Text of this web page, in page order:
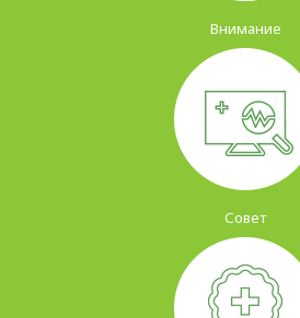
Внимание
Совет